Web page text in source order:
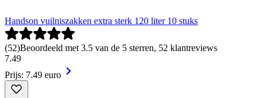
Handson vuilniszakken extra sterk 120 liter 10 stuks
(52)Beoordeeld met 3.5 van de 5 sterren, 52 klantreviews
7.49
Prijs: 7.49 euro